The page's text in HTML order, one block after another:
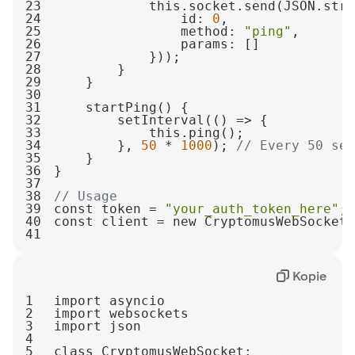
23
24
                id:
0
25
                method:
"ping"
26
27
28
29
30
31
32
33
34
        },
50 * 1000 ); // Every 50
35
36
37
38
// Usage
39
const token = "your_auth_token_here"
40
41
1
2
3
4
5
Kopie